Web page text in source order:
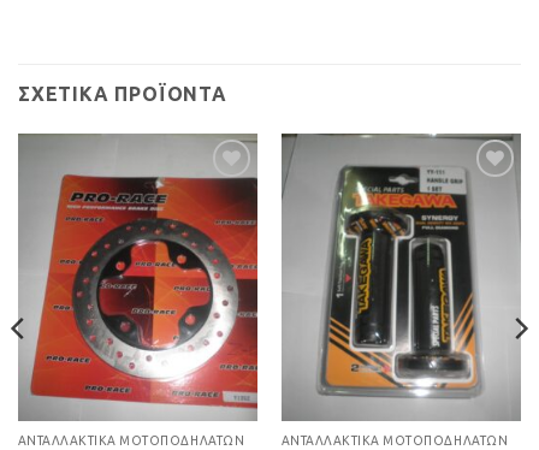
ΣΧΕΤΙΚΆ ΠΡΟΪΌΝΤΑ
στη Λίστα
Επιθυμιών
ΑΝΤΑΛΛΑΚΤΙΚΆ ΜΟΤΟΠΟΔΗΛΆΤΩΝ
Προσθήκη
στη Λίστα
Επιθυμιών
ΑΝΤΑΛΛΑΚΤΙΚΆ ΜΟΤΟΠΟΔΗΛΆΤΩΝ